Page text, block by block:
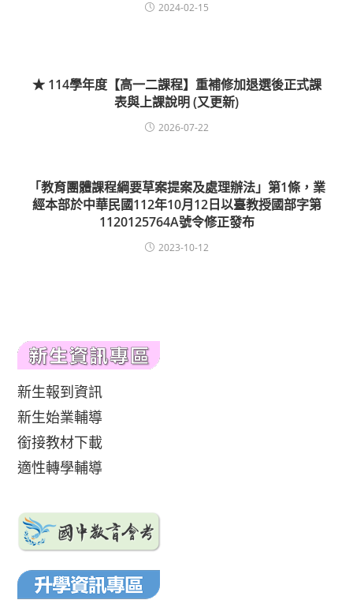
2024-02-15
★ 114學年度【高一二課程】重補修加退選後正式課
表與上課說明 (又更新)
2026-07-22
「教育團體課程綱要草案提案及處理辦法」第1條，業
經本部於中華民國112年10月12日以臺教授國部字第
1120125764A號令修正發布
2023-10-12
新生報到資訊
新生始業輔導
銜接教材下載
適性轉學輔導